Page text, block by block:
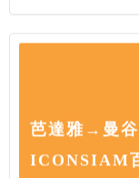
芭達雅→曼
ICONSIAM